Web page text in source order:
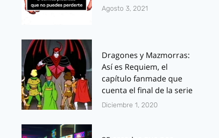
Agosto 3, 2021
Dragones y Mazmorras:
Así es Requiem, el
capítulo fanmade que
cuenta el final de la serie
Diciembre 1, 2020